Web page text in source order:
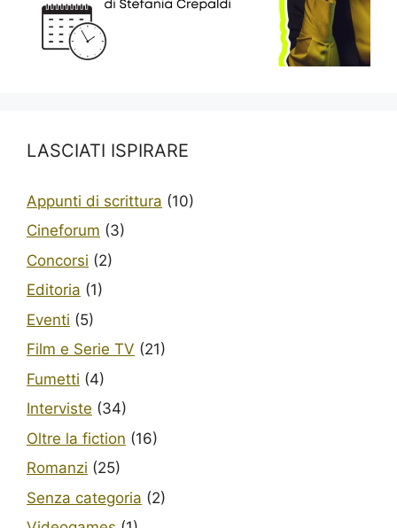
LASCIATI ISPIRARE
Appunti di scrittura (10)
Cineforum (3)
Concorsi (2)
Editoria (1)
Eventi (5)
Film e Serie TV (21)
Fumetti (4)
Interviste (34)
Oltre la fiction (16)
Romanzi (25)
Senza categoria (2)